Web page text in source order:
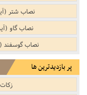
نصاب شتر‌‌
نصاب گاو‌‌
نصاب گوسفند‌‌
پر بازدیدترین ها